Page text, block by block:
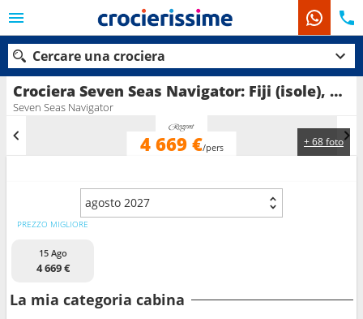
Crociera Seven Seas Navigator: Fiji (isole), Tonga, Isole Cook, Francia in partenza da Lautoka
Seven Seas Navigator
+ 68 foto
4 669 €/pers
agosto 2027
PREZZO MIGLIORE
15 Ago
4 669 €
La mia categoria cabina
Cercare una crociera
Le nostre destinazioni
Porti Compagnie